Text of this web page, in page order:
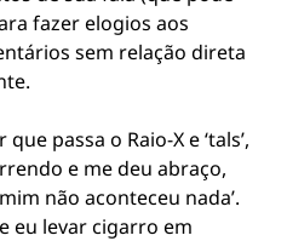
fazer elogios aos
sem relação direta
passa o Raio-X e ‘tals’,
e me deu abraço,
não aconteceu nada’.
eu levar cigarro em